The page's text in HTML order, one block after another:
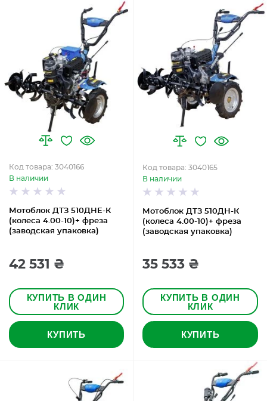
Мотоблок ДТЗ 510ДНЕ-К
(колеса 4.00-10)+ фреза
(заводская упаковка)
Код товара: 3040166
В наличии
42 531 ₴
КУПИТЬ В ОДИН
КЛИК
КУПИТЬ
Мотоблок ДТЗ 510ДН-К
(колеса 4.00-10)+ фреза
(заводская упаковка)
Код товара: 3040165
В наличии
35 533 ₴
КУПИТЬ В ОДИН
КЛИК
КУПИТЬ